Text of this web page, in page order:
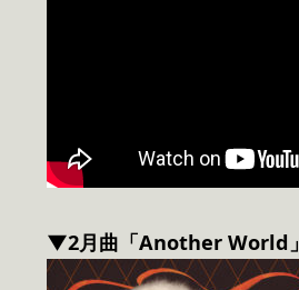
▼2月曲「Another World」